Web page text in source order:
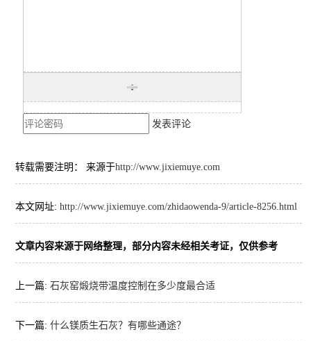
发表评论
转载需要注明： 来源于http://www.jixiemuye.com
本文网址: http://www.jixiemuye.com/zhidaowenda-9/article-8256.html
文章内容来源于网络整理，部分内容未经相关考证，仅供参考
上一篇: 石灰窑煅烧带温度控制在多少度最合适
下一篇: 什么镁质生石灰？有哪些通途？